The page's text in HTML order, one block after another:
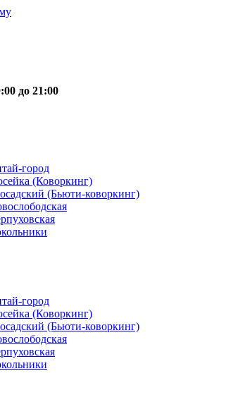
до 21:00
город
(Коворкинг)
(Бьюти-коворкинг)
город
(Коворкинг)
(Бьюти-коворкинг)